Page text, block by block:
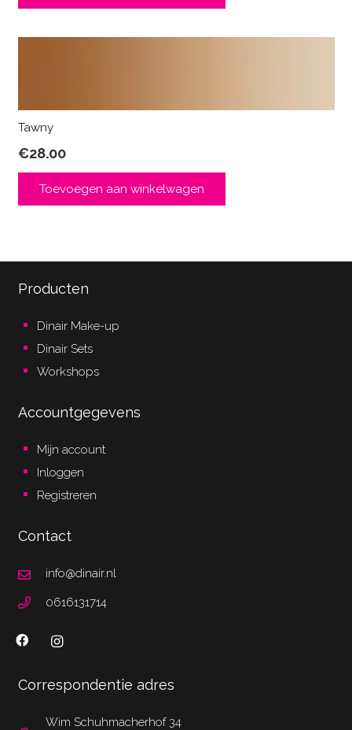
Tawny
€28.00
Toevoegen aan winkelwagen
Producten
Dinair Make-up
Dinair Sets
Workshops
Accountgegevens
Mijn account
Inloggen
Registreren
Contact
info@dinair.nl
0616131714
Correspondentie adres
Wim Schuhmacherhof 34